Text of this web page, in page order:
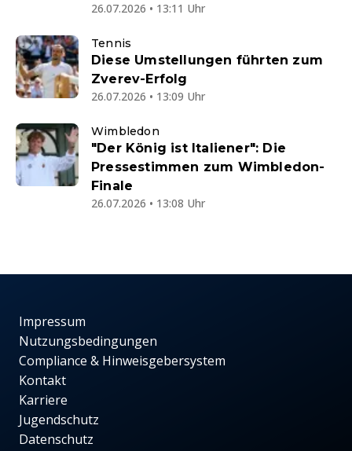
26.07.2026 • 13:11 Uhr
Tennis
Diese Umstellungen führten zum
Zverev-Erfolg
26.07.2026 • 13:09 Uhr
Wimbledon
"Der König ist Italiener": Die
Pressestimmen zum Wimbledon-
Finale
26.07.2026 • 13:08 Uhr
Impressum
Nutzungsbedingungen
Compliance & Hinweisgebersystem
Kontakt
Karriere
Jugendschutz
Datenschutz